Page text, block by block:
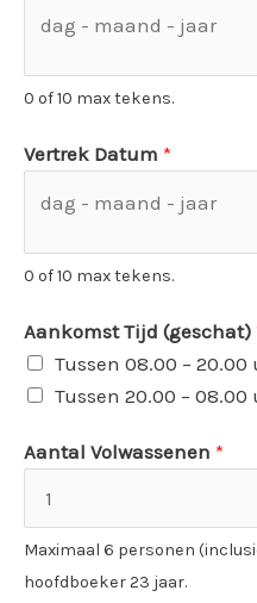
0 of 10 max tekens.
Vertrek Datum*
0 of 10 max tekens.
Aankomst Tijd (geschat)
Tussen 08.00 – 20.00
Tussen 20.00 – 08.00
Aantal Volwassenen*
Maximaal 6 personen
hoofdboeker 23 jaar.